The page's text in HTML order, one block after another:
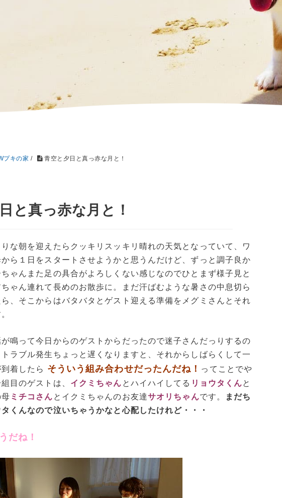
プキの家 / 青空と夕日と真っ赤な月と！
と真っ赤な月と！
な朝を迎えたらクッキリスッキリ晴れの天気となっていて、ワ
ら１日をスタートさせようかと思うんだけど、ずっと調子良か
ゃんまた足の具合がよろしくない感じなのでひとまず様子見と
ゃん連れて長めのお散歩に。まだ汗ばむような暑さの中息切ら
、そこからはバタバタとゲスト迎える準備をメグミさんとそれ
鳴って今日からのゲストからだったので迷子さんだっりするの
ラブル発生ちょっと遅くなりますと、それからしばらくして一
着したら そういう組み合わせだったんだね！ ってことでや
目のゲストは、 イクミちゃん とハイハイしてる リョウタくんと
ミチコさん とイクミちゃんのお友達サオリちゃんです。
まだち
くんなので泣いちゃうかなと心配したけれど・・・
だね！